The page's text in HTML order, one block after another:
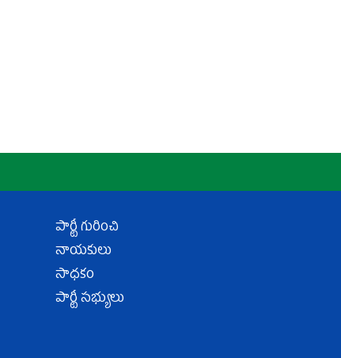
పార్టీ గురించి
నాయకులు
సాధకం
పార్టీ సభ్యులు